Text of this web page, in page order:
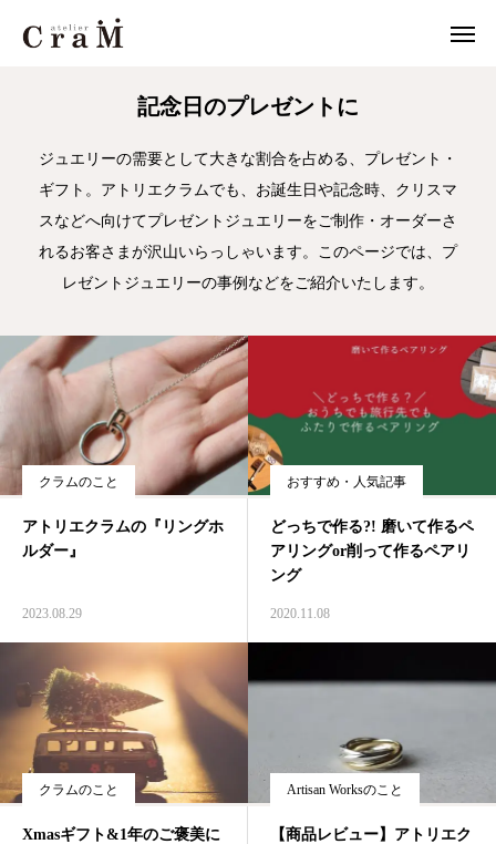
JOURNAL
記念日のプレゼントに
ジュエリーの需要として大きな割合を占める、プレゼント・
ギフト。アトリエクラムでも、お誕生日や記念時、クリスマ
スなどへ向けてプレゼントジュエリーをご制作・オーダーさ
れるお客さまが沢山いらっしゃいます。このページでは、プ
レゼントジュエリーの事例などをご紹介いたします。
クラムのこと
アトリエクラムの『リングホ
ルダー』
2023.08.29
おすすめ・人気記事
どっちで作る?! 磨いて作るペ
アリングor削って作るペアリ
ング
2020.11.08
クラムのこと
Xmasギフト&1年のご褒美に
Artisan Worksのこと
【商品レビュー】アトリエク
来店予約 店舗情報

結婚指輪
セットリング
ジュエリー
CraMについて
ジャーナル
来店予約